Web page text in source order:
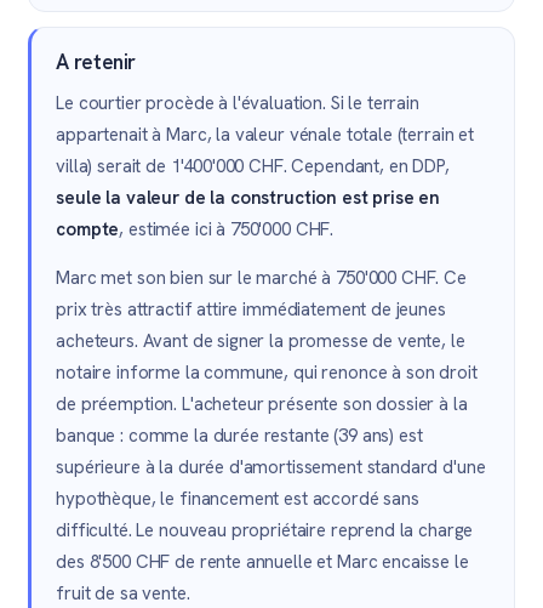
A retenir
Le courtier procède à l'évaluation. Si le terrain
appartenait à Marc, la valeur vénale totale (terrain et
villa) serait de 1'400'000 CHF. Cependant, en DDP,
seule la valeur de la construction est prise en
compte, estimée ici à 750'000 CHF.
Marc met son bien sur le marché à 750'000 CHF. Ce
prix très attractif attire immédiatement de jeunes
acheteurs. Avant de signer la promesse de vente, le
notaire informe la commune, qui renonce à son droit
de préemption. L'acheteur présente son dossier à la
banque : comme la durée restante (39 ans) est
supérieure à la durée d'amortissement standard d'une
hypothèque, le financement est accordé sans
difficulté. Le nouveau propriétaire reprend la charge
des 8'500 CHF de rente annuelle et Marc encaisse le
fruit de sa vente.